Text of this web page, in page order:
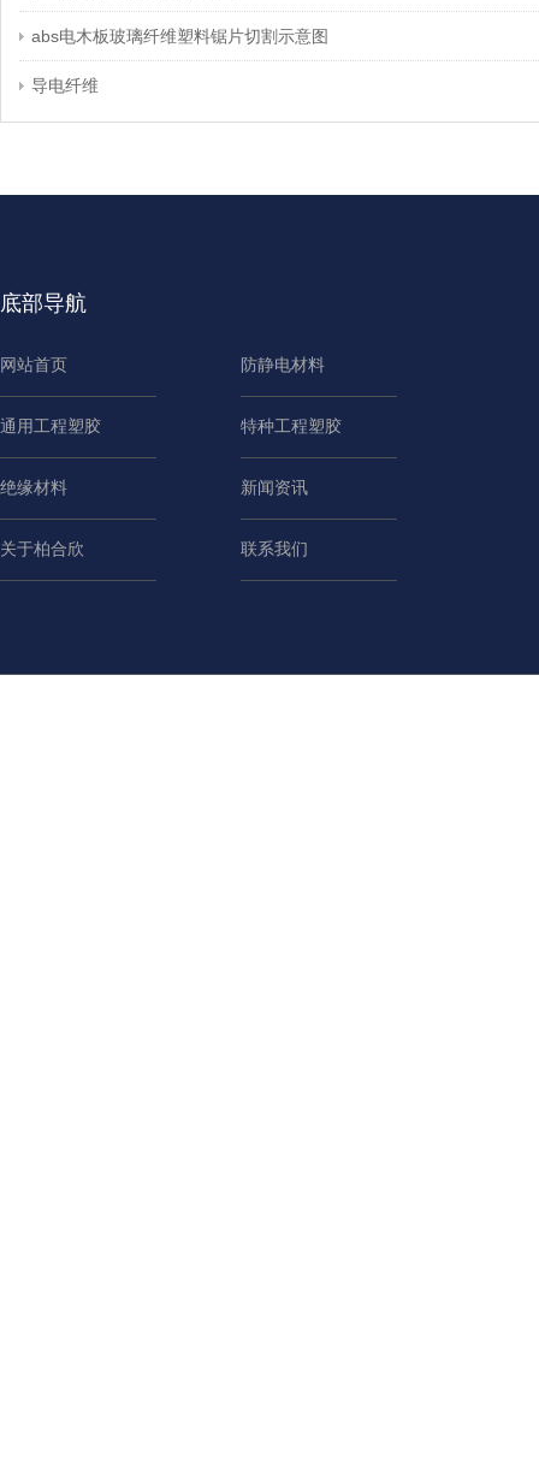
abs电木板玻璃纤维塑料锯片切割示意图
导电纤维
底部导航
网站首页 防静电材料
通用工程塑胶 特种工程塑胶
绝缘材料 新闻资讯
关于柏合欣 联系我们